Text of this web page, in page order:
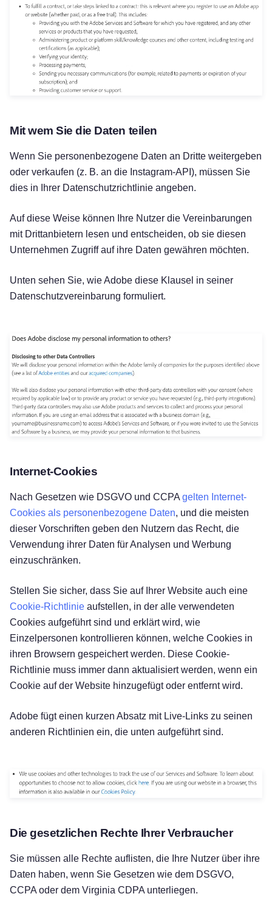
Mit wem Sie die Daten teilen
Wenn Sie personenbezogene Daten an Dritte weitergeben
oder verkaufen (z. B. an die Instagram-API), müssen Sie
dies in Ihrer Datenschutzrichtlinie angeben.
Auf diese Weise können Ihre Nutzer die Vereinbarungen
mit Drittanbietern lesen und entscheiden, ob sie diesen
Unternehmen Zugriff auf ihre Daten gewähren möchten.
Unten sehen Sie, wie Adobe diese Klausel in seiner
Datenschutzvereinbarung formuliert.
Internet-Cookies
Nach Gesetzen wie DSGVO und CCPA gelten Internet-
Cookies als personenbezogene Daten, und die meisten
dieser Vorschriften geben den Nutzern das Recht, die
Verwendung ihrer Daten für Analysen und Werbung
einzuschränken.
Stellen Sie sicher, dass Sie auf Ihrer Website auch eine
Cookie-Richtlinie aufstellen, in der alle verwendeten
Cookies aufgeführt sind und erklärt wird, wie
Einzelpersonen kontrollieren können, welche Cookies in
ihren Browsern gespeichert werden. Diese Cookie-
Richtlinie muss immer dann aktualisiert werden, wenn ein
Cookie auf der Website hinzugefügt oder entfernt wird.
Adobe fügt einen kurzen Absatz mit Live-Links zu seinen
anderen Richtlinien ein, die unten aufgeführt sind.
Die gesetzlichen Rechte Ihrer Verbraucher
Sie müssen alle Rechte auflisten, die Ihre Nutzer über ihre
Daten haben, wenn Sie Gesetzen wie dem DSGVO,
CCPA oder dem Virginia CDPA unterliegen.